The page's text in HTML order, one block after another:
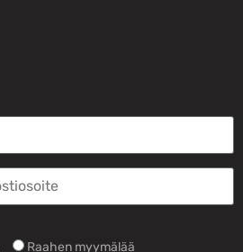
Raahen myymälää